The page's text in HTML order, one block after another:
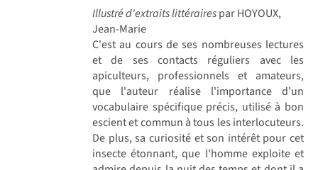
Illustré d'extraits littérairespar HOYOUX,
Jean-Marie
C'est au cours de ses nombreuses lectures
et de ses contacts réguliers avec les
apiculteurs, professionnels et amateurs,
que l'auteur réalise l'importance d'un
vocabulaire spécifique précis, utilisé à bon
escient et commun à tous les interlocuteurs.
De plus, sa curiosité et son intérêt pour cet
insecte étonnant, que l'homme exploite et